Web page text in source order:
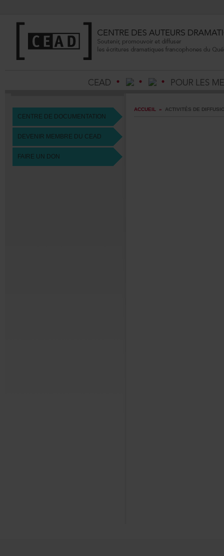
CENTREDEDOCUMENTATION
DEVENIRMEMBREDUCEAD
FAIREUNDON
ACCUEIL »